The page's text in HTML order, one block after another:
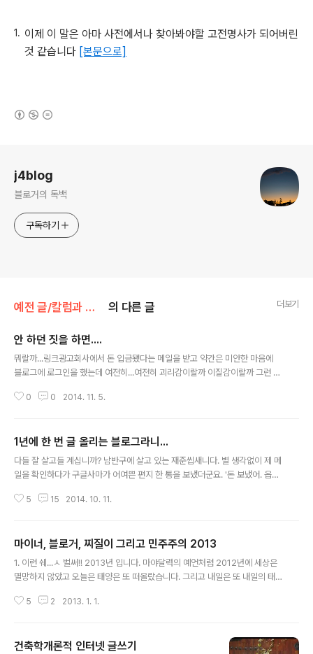
이제 이 말은 아마 사전에서나 찾아봐야할 고전명사가 되어버린
것 같습니다 [본문으로]
j4blog
블로거의 독백
구독하기
예전 글/칼럼과 단상 의 다른 글 더보기
안 하던 짓을 하면....
뭐랄까...링크광고회사에서 돈 입금됐다는 메일을 받고 약간은 미안한 마음에
블로그에 로그인을 했는데 여전히...여전히 괴리감이랄까 이질감이랄까 그런 느
이 카톡이랑 합병을 해서 회사명도 바뀐다고 메일 날리고 뭐 이런 저런 변화 때
해외 살아서 그런지 남들 다 쓴다는 카톡을 쓸 줄 모른다능..ㅎㅎㅎ 근데 해외 살
아서 그런지 페이스북도 안 쓴다능..?응?? 2. 공짜 서비스 이용자는 고객 서비스
센터 사용금지일까? 위의 글을 쓰다보니 갑자기 든 생각이... 만약 티스토리 고
0 0 2014. 11. 5.
1년에 한 번 글 올리는 블로그라니...
다들 잘 살고들 계십니까? 남반구에 살고 있는 재준씹새니다. 별 생각없이 제 메
일을 확인하다가 구글사마가 어여쁜 편지 한 통을 보냈더군요. '돈 보냈어. 옵하
긴 수익을 보냈다는 내용입디다. 흠...근데 이 블로그 사실 좀비 휴업 블로그잖
놓은 딸딸이 한 짝처럼 완전 가치없는 꼴이 되어버렸습니다. 물론 이 블로그에
아직까지 남아있는 컨텐츠마저 가치없는 것은 아니지만 제 개인적인 현재 시점
상 제 삶의 우선 순위에서 거의 꼴찌 수준으로 전락을 해버렸습니다. Walking
5 15 2014. 10. 11.
마이너, 블로거, 찌질이 그리고 민주주의 2013
1. 이런 쉐...ㅅ 벌써!! 2013년 입니다. 마야달력의 예언처럼 2012년에 세상은
멸망하지 않았고 오늘은 태양은 또 떠올랐습니다. 그리고 내일은 또 내일의 태
는 죽은듯 죽지 않고 남아있습니다. 얼마나 오랜 세월이 흘러야 이 기록들이 없
니기에 2007년에 썼던 저의 글은 지금과는 약간은 다른 생각인 것도 있습니다.
5 2 2013. 1. 1.
건축학개론적 인터넷 글쓰기